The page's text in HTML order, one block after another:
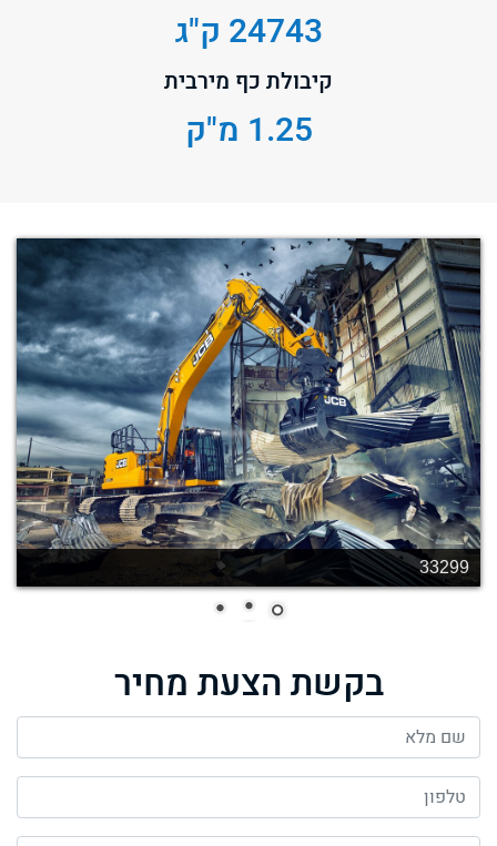
24743 ק"ג
קיבולת כף מירבית
1.25 מ"ק
33256
בקשת הצעת מחיר